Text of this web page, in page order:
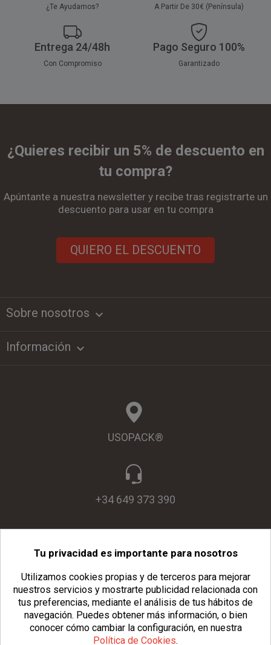
¿Te Ayudamos? A Partir De 30€ (Península)
Entrega 24/48h
Con Compromiso
Pago Seguro 100%
Garantizado
¿Quieres recibir un 5% de descuento en
tu compra?
Apúntante a nuestra newsletter y recibe tras registrarte un
descuento para usar en tu compra
QUIERO EL DESCUENTO
Sobre nosotros keyboard_arrow_down
Información 
USOPACK®
+34 649 373 390
info@usopack.com
Tu privacidad es importante para nosotros
Utilizamos cookies propias y de terceros para mejorar
nuestros servicios y mostrarte publicidad relacionada con
tus preferencias, mediante el análisis de tus hábitos de
navegación. Puedes obtener más información, o bien
conocer cómo cambiar la configuración, en nuestra
Política de Cookies.